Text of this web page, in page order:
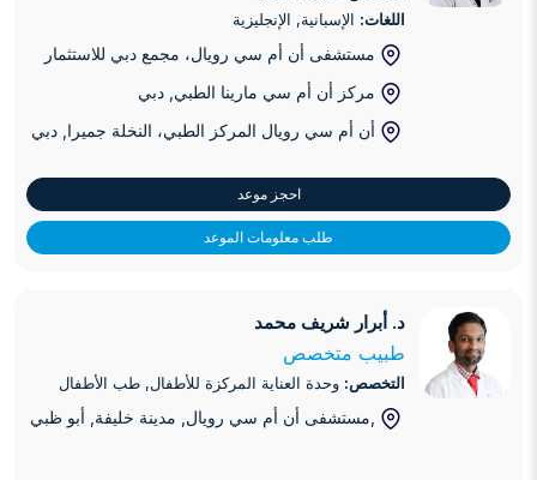
اللغات: الإسبانية, الإنجليزية
مستشفى أن أم سي رويال، مجمع دبي للاستثمار
مركز أن أم سي مارينا الطبي , دبي
أن أم سي رويال المركز الطبي، النخلة جميرا , دبي
احجز موعد
طلب معلومات الموعد
د. أبرار شريف محمد
د. أبرار شريف محمد
طبيب متخصص
التخصص: وحدة العناية المركزة للأطفال, طب الأطفال
,مستشفى أن أم سي رويال, مدينة خليفة , أبو ظبي